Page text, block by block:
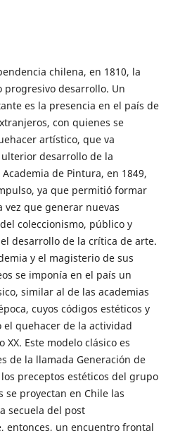
chilena, en 1810, la
desarrollo. Un
es la presencia en el país de
con quienes se
artístico, que va
desarrollo de la
de Pintura, en 1849,
ya que permitió formar
vez que generar nuevas
coleccionismo, público y
desarrollo de la crítica de arte.
y el magisterio de sus
se imponía en el país un
similar al de las academias
cuyos códigos estéticos y
quehacer de la actividad
Este modelo clásico es
de la llamada Generación de
preceptos estéticos del grupo
se proyectan en Chile las
secuela del post
entonces, un encuentro frontal